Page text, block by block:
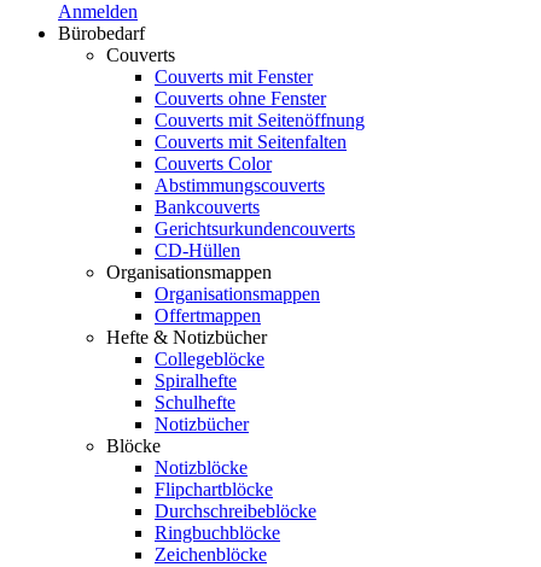
Anmelden
Bürobedarf
Couverts
Couverts mit Fenster
Couverts ohne Fenster
Couverts mit Seitenöffnung
Couverts mit Seitenfalten
Couverts Color
Abstimmungscouverts
Bankcouverts
Gerichtsurkundencouverts
CD-Hüllen
Organisationsmappen
Organisationsmappen
Offertmappen
Hefte & Notizbücher
Collegeblöcke
Spiralhefte
Schulhefte
Notizbücher
Blöcke
Notizblöcke
Flipchartblöcke
Durchschreibeblöcke
Ringbuchblöcke
Zeichenblöcke